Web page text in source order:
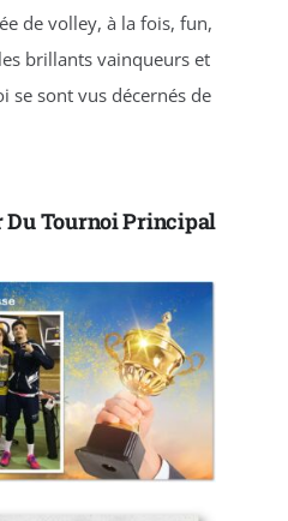
de volley, à la fois, fun,
brillants vainqueurs et
se sont vus décernés de
Du Tournoi Principal